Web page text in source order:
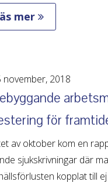
mer
2018
för
av oktober kom en
sjukskrivningar där
kopplat till